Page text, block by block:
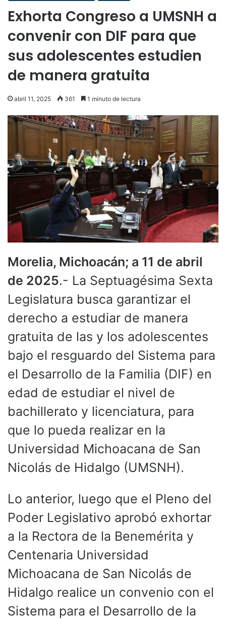
Exhorta Congreso a UMSNH a
convenir con DIF para que
sus adolescentes estudien
de manera gratuita
abril 11, 2025 361 1 minuto de lectura
Morelia, Michoacán; a 11 de abril
de 2025.- La Septuagésima Sexta
Legislatura busca garantizar el
derecho a estudiar de manera
gratuita de las y los adolescentes
bajo el resguardo del Sistema para
el Desarrollo de la Familia (DIF) en
edad de estudiar el nivel de
bachillerato y licenciatura, para
que lo pueda realizar en la
Universidad Michoacana de San
Nicolás de Hidalgo (UMSNH).
Lo anterior, luego que el Pleno del
Poder Legislativo aprobó exhortar
a la Rectora de la Benemérita y
Centenaria Universidad
Michoacana de San Nicolás de
Hidalgo realice un convenio con el
Sistema para el Desarrollo de la